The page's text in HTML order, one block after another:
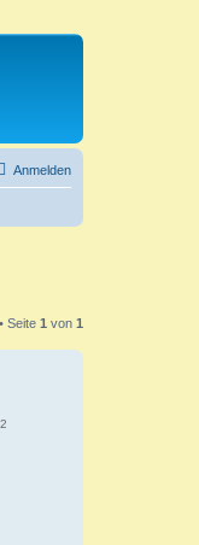
Anmelden
Seite 1 von 1